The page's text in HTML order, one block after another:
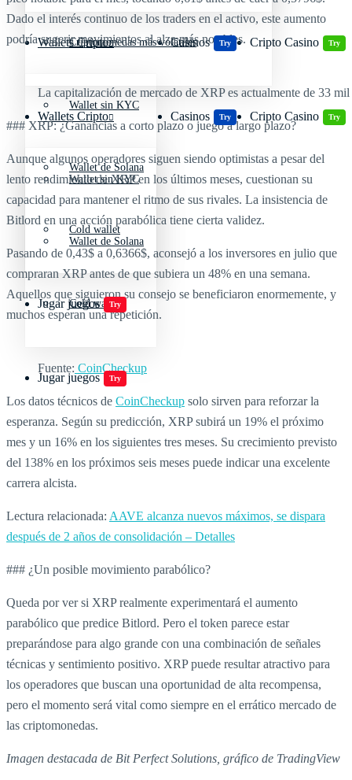
Wallets Cripto
Wallet sin KYC
Wallet de Solana
Cold wallet
Casinos Try Cripto Casino Try
Jugar juegos Try
Criptomonedas más volátiles
Wallets Cripto
Wallet sin KYC
Wallet de Solana
Cold wallet
Casinos Try Cripto Casino Try
Jugar juegos Try
Dado el interés continuo de los traders en el activo, este aumento
podría sugerir movimientos al alza más notables.
La capitalización de mercado de XRP es actualmente de 33
### XRP: ¿Ganancias a corto plazo o juego a largo plazo?
Aunque algunos operadores siguen siendo optimistas a pesar del
lento rendimiento de XRP en los últimos meses, cuestionan su
capacidad para mantener el ritmo de sus rivales. La insistencia de
Bitlord en una acción parabólica tiene cierta validez.
Pasando de 0,43$ a 0,6366$, aconsejó a los inversores en julio que
compraran XRP antes de que subiera un 48% en una semana.
Aquellos que siguieron su consejo se beneficiaron enormemente, y
muchos esperan una repetición.
Fuente: CoinCheckup
Los datos técnicos de CoinCheckup solo sirven para reforzar la
esperanza. Según su predicción, XRP subirá un 19% el próximo
mes y un 16% en los siguientes tres meses. Su crecimiento previsto
del 138% en los próximos seis meses puede indicar una excelente
carrera alcista.
Lectura relacionada: AAVE alcanza nuevos máximos, se dispara
después de 2 años de consolidación – Detalles
### ¿Un posible movimiento parabólico?
Queda por ver si XRP realmente experimentará el aumento
parabólico que predice Bitlord. Pero el token parece estar
preparándose para algo grande con una combinación de señales
técnicas y sentimiento positivo. XRP puede resultar atractivo para
los operadores que buscan una oportunidad de alta recompensa,
pero el momento será vital como siempre en el errático mercado de
las criptomonedas.
Imagen destacada de Bit Perfect Solutions, gráfico de TradingView